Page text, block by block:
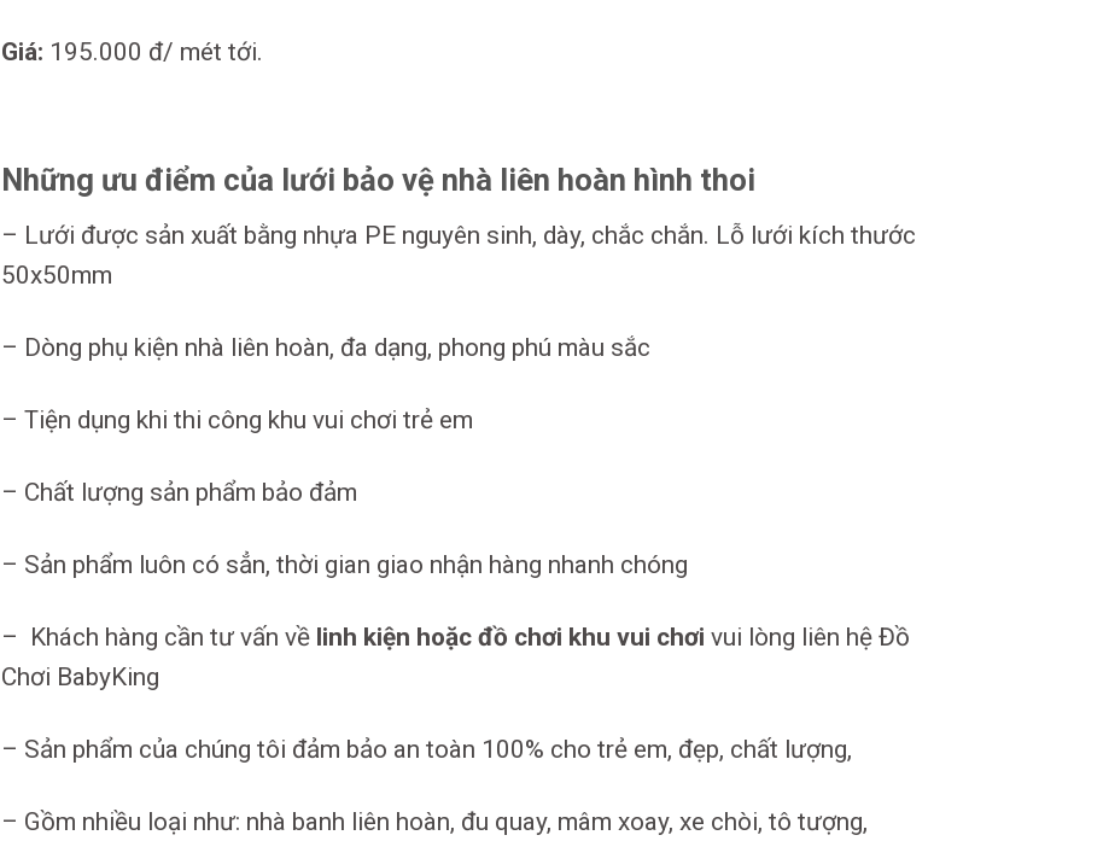
Giá: 195.000 đ/ mét tới.
Những ưu điểm của lưới bảo vệ nhà liên hoàn hình thoi
– Lưới được sản xuất bằng nhựa PE nguyên sinh, dày, chắc chắn. Lỗ lưới kích thước
50x50mm
– Dòng phụ kiện nhà liên hoàn, đa dạng, phong phú màu sắc
– Tiện dụng khi thi công khu vui chơi trẻ em
– Chất lượng sản phẩm bảo đảm
– Sản phẩm luôn có sẳn, thời gian giao nhận hàng nhanh chóng
– Khách hàng cần tư vấn về linh kiện hoặc đồ chơi khu vui chơi vui lòng liên hệ Đồ
Chơi BabyKing
– Sản phẩm của chúng tôi đảm bảo an toàn 100% cho trẻ em, đẹp, chất lượng,
– Gồm nhiều loại như: nhà banh liên hoàn, đu quay, mâm xoay, xe chòi, tô tượng,